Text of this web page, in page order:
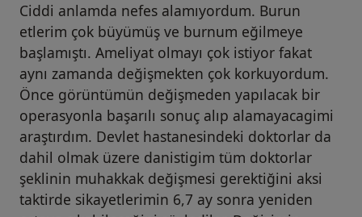
Ciddi anlamda nefes alamıyordum. Burun
etlerim çok büyümüş ve burnum eğilmeye
başlamıştı. Ameliyat olmayı çok istiyor fakat
aynı zamanda değişmekten çok korkuyordum.
Önce görüntümün değişmeden yapılacak bir
operasyonla başarılı sonuç alıp alamayacagimi
araştırdım. Devlet hastanesindeki doktorlar da
dahil olmak üzere danistigim tüm doktorlar
şeklinin muhakkak değişmesi gerektiğini aksi
taktirde sikayetlerimin 6,7 ay sonra yeniden